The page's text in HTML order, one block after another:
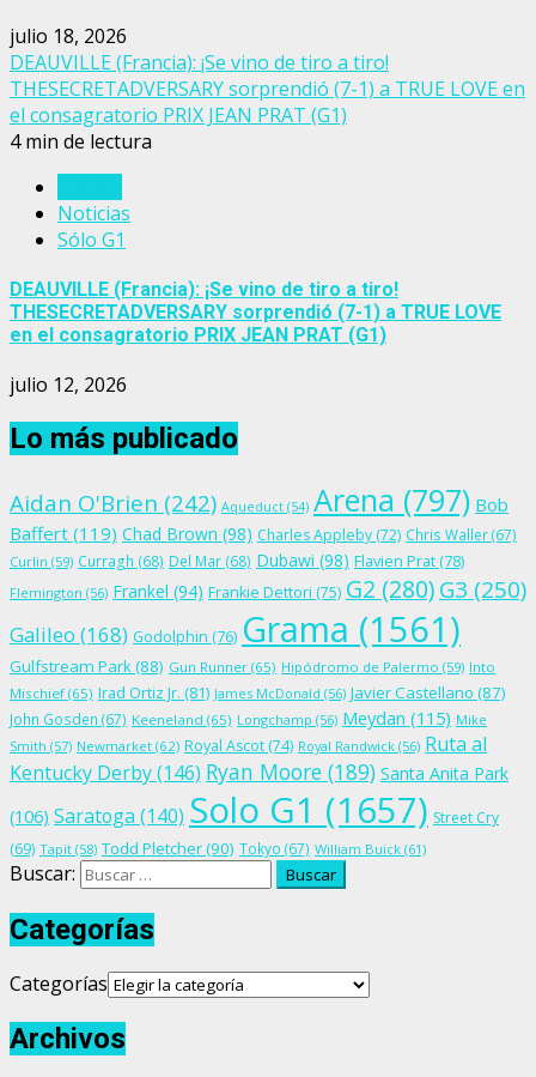
julio 18, 2026
DEAUVILLE (Francia): ¡Se vino de tiro a tiro!
THESECRETADVERSARY sorprendió (7-1) a TRUE LOVE en
el consagratorio PRIX JEAN PRAT (G1)
4 min de lectura
Noticias
Sólo G1
DEAUVILLE (Francia): ¡Se vino de tiro a tiro!
THESECRETADVERSARY sorprendió (7-1) a TRUE LOVE
en el consagratorio PRIX JEAN PRAT (G1)
julio 12, 2026
Lo más publicado
Aidan O'Brien (242) Aqueduct (54) Arena (797) Bob
Baffert (119) Chad Brown (98) Charles Appleby (72) Chris Waller(67)
Curlin (59) Curragh (68) Del Mar (68) Dubawi (98) Flavien Prat (78)
Flemington (56) Frankel (94) Frankie Dettori (75) G2 (280)G3 (250)
Galileo (168) Godolphin (76) Grama (1561)
Gulfstream Park(88) Gun Runner (65) Hipódromo de Palermo (59) Into
Mischief (65) Irad Ortiz Jr. (81) James McDonald (56) Javier Castellano (87)
John Gosden (67) Keeneland (65) Longchamp (56) Meydan (115) Mike
Smith (57) Newmarket (62) Royal Ascot (74) Royal Randwick (56) Ruta al
Kentucky Derby(146) Ryan Moore (189) Santa Anita Park
(106) Saratoga (140) Solo G1 (1657) Street Cry
(69) Tapit (58) Todd Pletcher(90) Tokyo (67) William Buick (61)
Buscar:
Categorías
Categorías
Archivos